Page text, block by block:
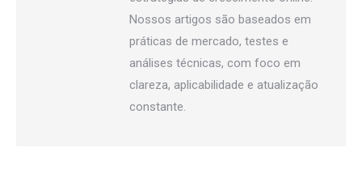
Nossos artigos são baseados em
práticas de mercado, testes e
análises técnicas, com foco em
clareza, aplicabilidade e atualização
constante.